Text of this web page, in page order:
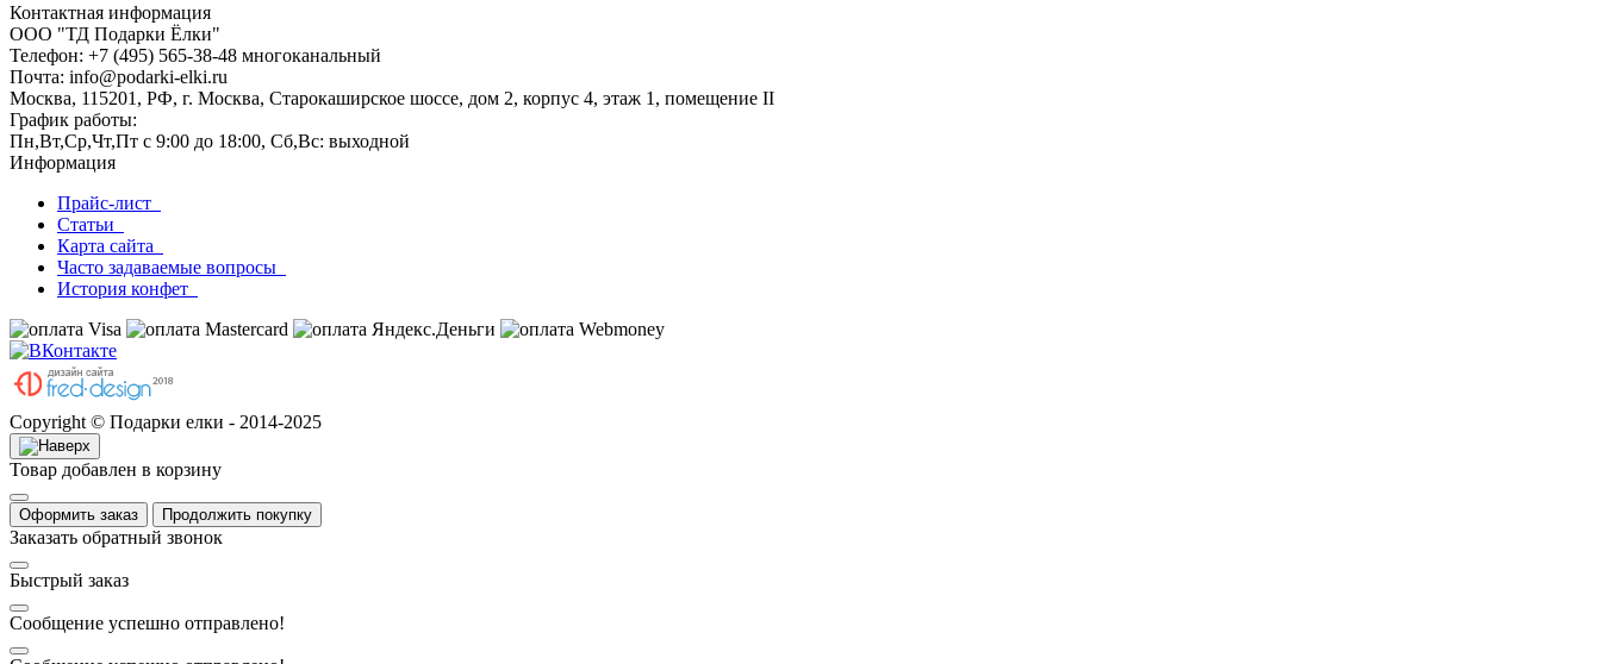
Контактная информация
ООО "ТД Подарки Ёлки"
Телефон: +7 (495) 565-38-48 многоканальный
Почта: info@podarki-elki.ru
Москва, 115201, РФ, г. Москва, Старокаширское шоссе, дом 2, корпус 4, этаж 1, помещение II
График работы:
Пн,Вт,Ср,Чт,Пт с 9:00 до 18:00, Сб,Вс: выходной
Информация
Прайс-лист
Статьи
Карта сайта
Часто задаваемые вопросы
История конфет
Copyright © Подарки елки - 2014-2025
Товар добавлен в корзину
Оформить заказ Продолжить покупку
Заказать обратный звонок
Быстрый заказ
Сообщение успешно отправлено!